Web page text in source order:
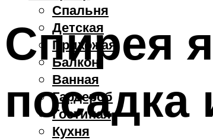
Спальня
Детская
Прихожая
Балкон
Ванная
Гардероб
Гостиная
Кухня
Спирея
посадка